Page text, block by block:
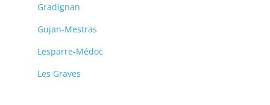
Gradignan
Gujan-Mestras
Lesparre-Médoc
Les Graves